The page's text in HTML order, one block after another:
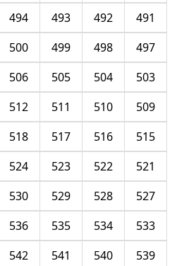
491
492
493
494
497
498
499
500
503
504
505
506
509
510
511
512
515
516
517
518
521
522
523
524
527
528
529
530
533
534
535
536
539
540
541
542